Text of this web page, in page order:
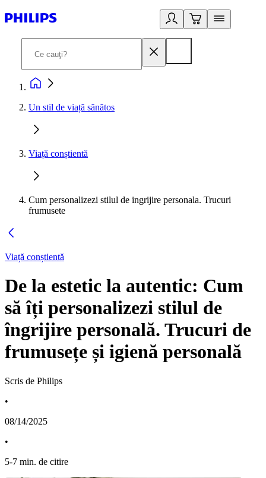
Un stil de viață sănătos
Viață conștientă
Cum personalizezi stilul de ingrijire personala. Trucuri
frumusete
Viață conștientă
De la estetic la autentic: Cum
să îți personalizezi stilul de
îngrijire personală. Trucuri de
frumusețe și igienă personală
Scris de Philips
•
08/14/2025
•
5-7 min. de citire